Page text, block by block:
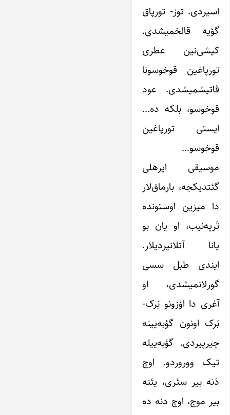
اسیردی. توز- تورپاق
گؤیه قالخمیشدی.
کیشی‌نین عطری
تورپاغین قوخوسونا
قاتیشمیشدی. عود
قوخوسو، بلکه ده…
ایستی تورپاغین
قوخوسو…
موسیقی ایرهلی
گئتدیکجه، بارماق‌لار
دا میزین اوستونده
تَرپه‌نیب، او یان بو
یانا آتلانیردیلار.
ایندی طبل سسی
گورلانمیشدی، او
آغری دا اؤزونو بَرک-
بَرک اونون گؤبه‌یینه
چیرپیردی. گؤبه‌ییله
تیک ووروردو. اوچ
دَنه بیر سئری، یئنه
بیر موج، اوچ دنه ده